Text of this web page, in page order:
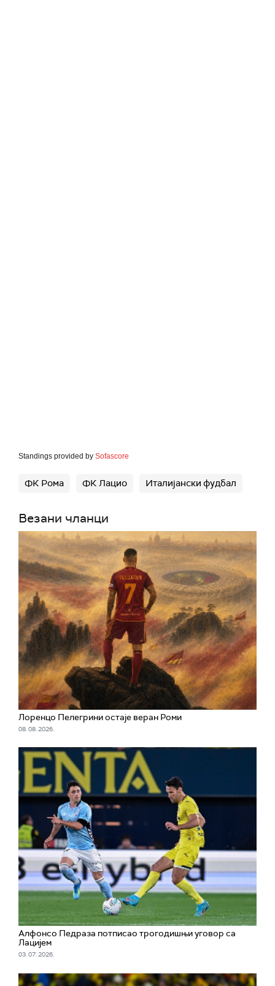
Standings provided by Sofascore
ФК Рома ФК Лацио Италијански фудбал
Везани чланци
Лоренцо Пелегрини остаје веран Роми
08. 08. 2026.
Алфонсо Педраза потписао трогодишњи уговор са
Лацијем
03. 07. 2026.